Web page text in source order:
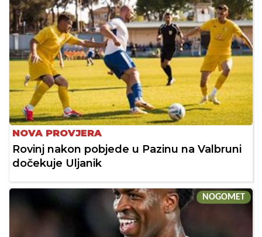
NOVA PROVJERA
Rovinj nakon pobjede u Pazinu na Valbruni
dočekuje Uljanik
NOGOMET